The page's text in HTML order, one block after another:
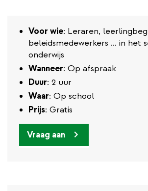
Voor wie: Leraren,
beleidsmedewerkers ... in het
onderwijs
Wanneer: Op afspraak
Duur: 2 uur
Waar: Op school
Prijs: Gratis
Vraag aan